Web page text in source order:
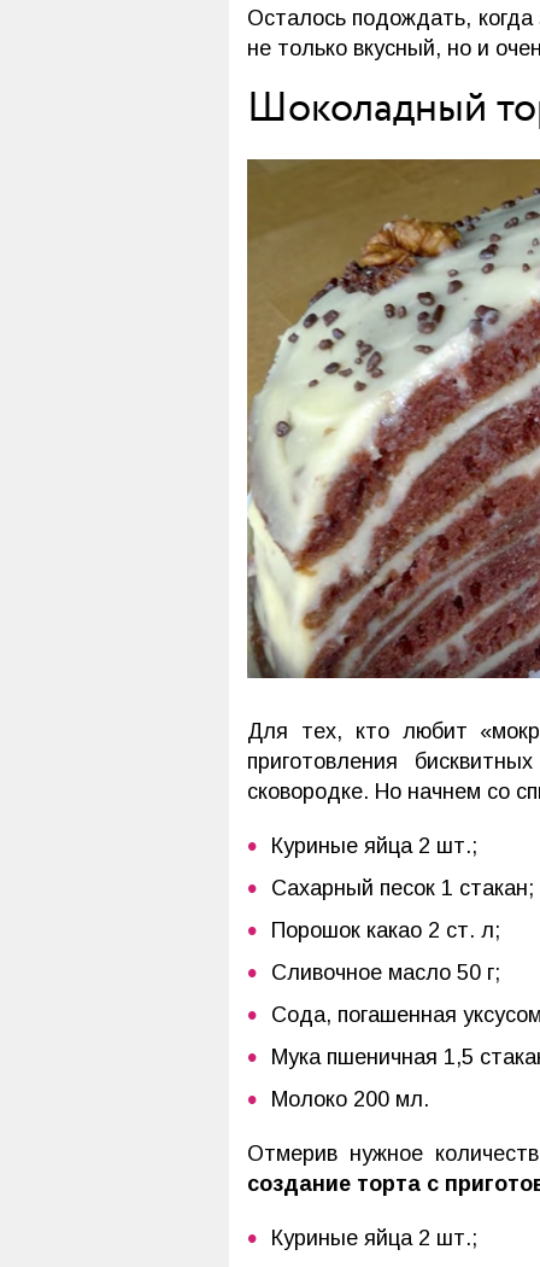
Осталось подождать, когда
не только вкусный, но и
Шоколадный
Для тех, кто любит
приготовления
сковородке. Но начнем со
Куриные яйца 2 шт.;
Сахарный песок 1 стакан;
Порошок какао 2 ст. л;
Сливочное масло 50 г;
Сода, погашенная
Мука пшеничная 1,5
Молоко 200 мл.
Отмерив нужное
создание торта с
Куриные яйца 2 шт.;